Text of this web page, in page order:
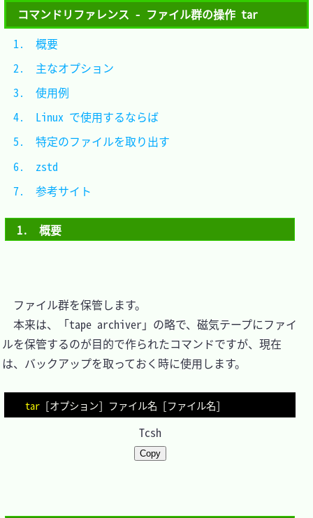
コマンドリファレンス - ファイル群の操作 tar
1.　概要
ファイル群を保管します。
本来は、「tape archiver」の略で、磁気テープにファイ
ルを保管するのが目的で作られたコマンドですが、現在
は、バックアップを取っておく時に使用します。
tar [オプション] ファイル名 [ファイル名]
Tcsh
Copy